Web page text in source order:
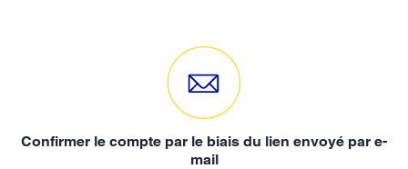
Confirmer le compte par le biais du lien envoyé par e-
mail